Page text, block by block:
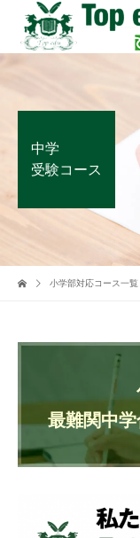
中学
受験コース
小学部対応コース一覧
最難関中